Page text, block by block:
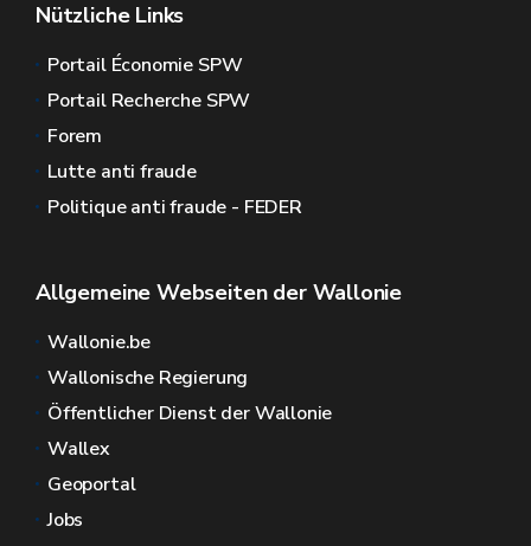
Nützliche Links
Portail Économie SPW
Portail Recherche SPW
Forem
Lutte anti fraude
Politique anti fraude - FEDER
Allgemeine Webseiten der Wallonie
Wallonie.be
Wallonische Regierung
Öffentlicher Dienst der Wallonie
Wallex
Geoportal
Jobs